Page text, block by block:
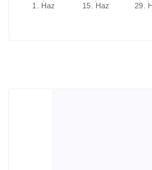
1. Haz 15. Haz 29.